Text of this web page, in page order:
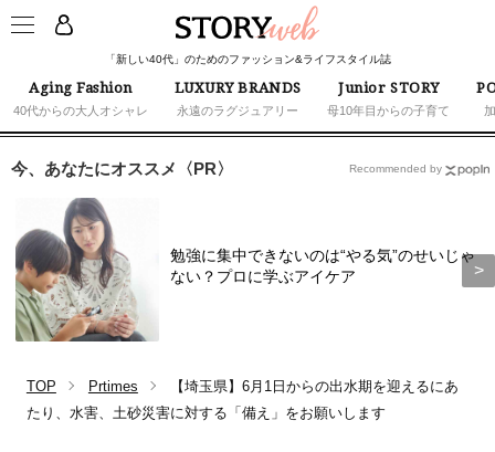
「新しい40代」のためのファッション&ライフスタイル誌
Aging Fashion
40代からの大人オシャレ
LUXURY BRANDS
永遠のラグジュアリー
Junior STORY
母10年目からの子育て
今、あなたにオススメ〈PR〉
勉強に集中できないのは“やる気”のせいじゃ
ない？プロに学ぶアイケア
Recommended by
TOP Prtimes
【埼玉県】6月1日からの出水期を迎えるにあ
たり、水害、土砂災害に対する「備え」をお願いします